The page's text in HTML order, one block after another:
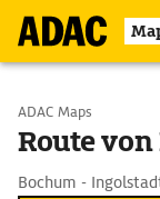
Start wählen
ADAC Maps
Route
Bochum -